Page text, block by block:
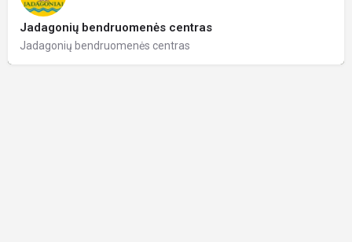
Jadagonių bendruomenės centras
Jadagonių bendruomenės centras